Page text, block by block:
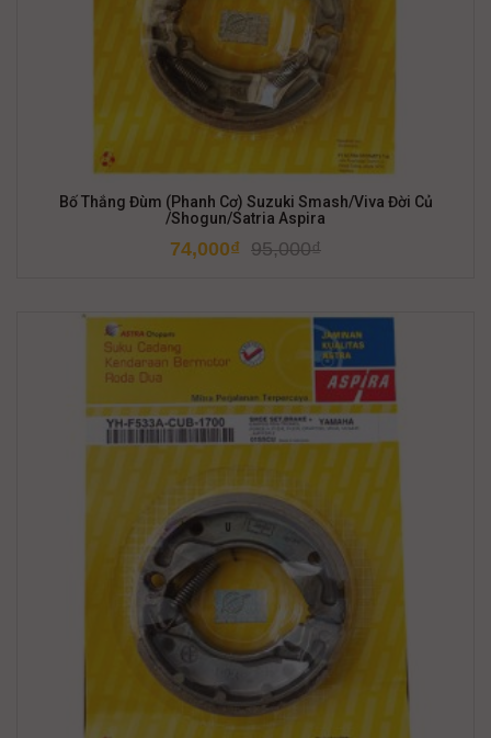
Bố Thắng Đùm (Phanh Cơ) Suzuki Smash/Viva Đời Củ
/Shogun/Satria Aspira
95,000₫
74,000₫